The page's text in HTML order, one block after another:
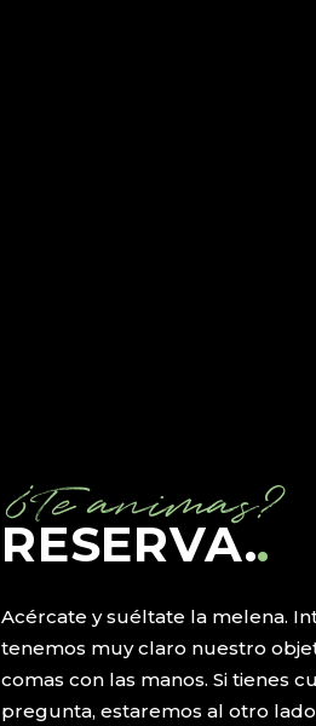
¿Te animas?
RESERVA..
Acércate y suéltate la melena.
tenemos muy claro nuestro
comas con las manos. Si tienes
pregunta, estaremos al otro